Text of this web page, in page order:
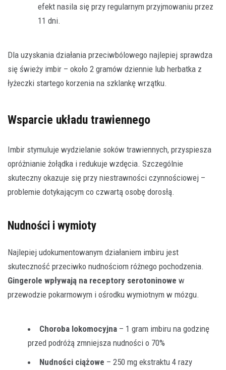
efekt nasila się przy regularnym przyjmowaniu przez
11 dni.
Dla uzyskania działania przeciwbólowego najlepiej sprawdza
się świeży imbir – około 2 gramów dziennie lub herbatka z
łyżeczki startego korzenia na szklankę wrzątku.
Wsparcie układu trawiennego
Imbir stymuluje wydzielanie soków trawiennych, przyspiesza
opróżnianie żołądka i redukuje wzdęcia. Szczególnie
skuteczny okazuje się przy niestrawności czynnościowej –
problemie dotykającym co czwartą osobę dorosłą.
Nudności i wymioty
Najlepiej udokumentowanym działaniem imbiru jest
skuteczność przeciwko nudnościom różnego pochodzenia.
Gingerole wpływają na receptory serotoninowe w
przewodzie pokarmowym i ośrodku wymiotnym w mózgu.
Choroba lokomocyjna – 1 gram imbiru na godzinę
przed podróżą zmniejsza nudności o 70%
Nudności ciążowe – 250 mg ekstraktu 4 razy